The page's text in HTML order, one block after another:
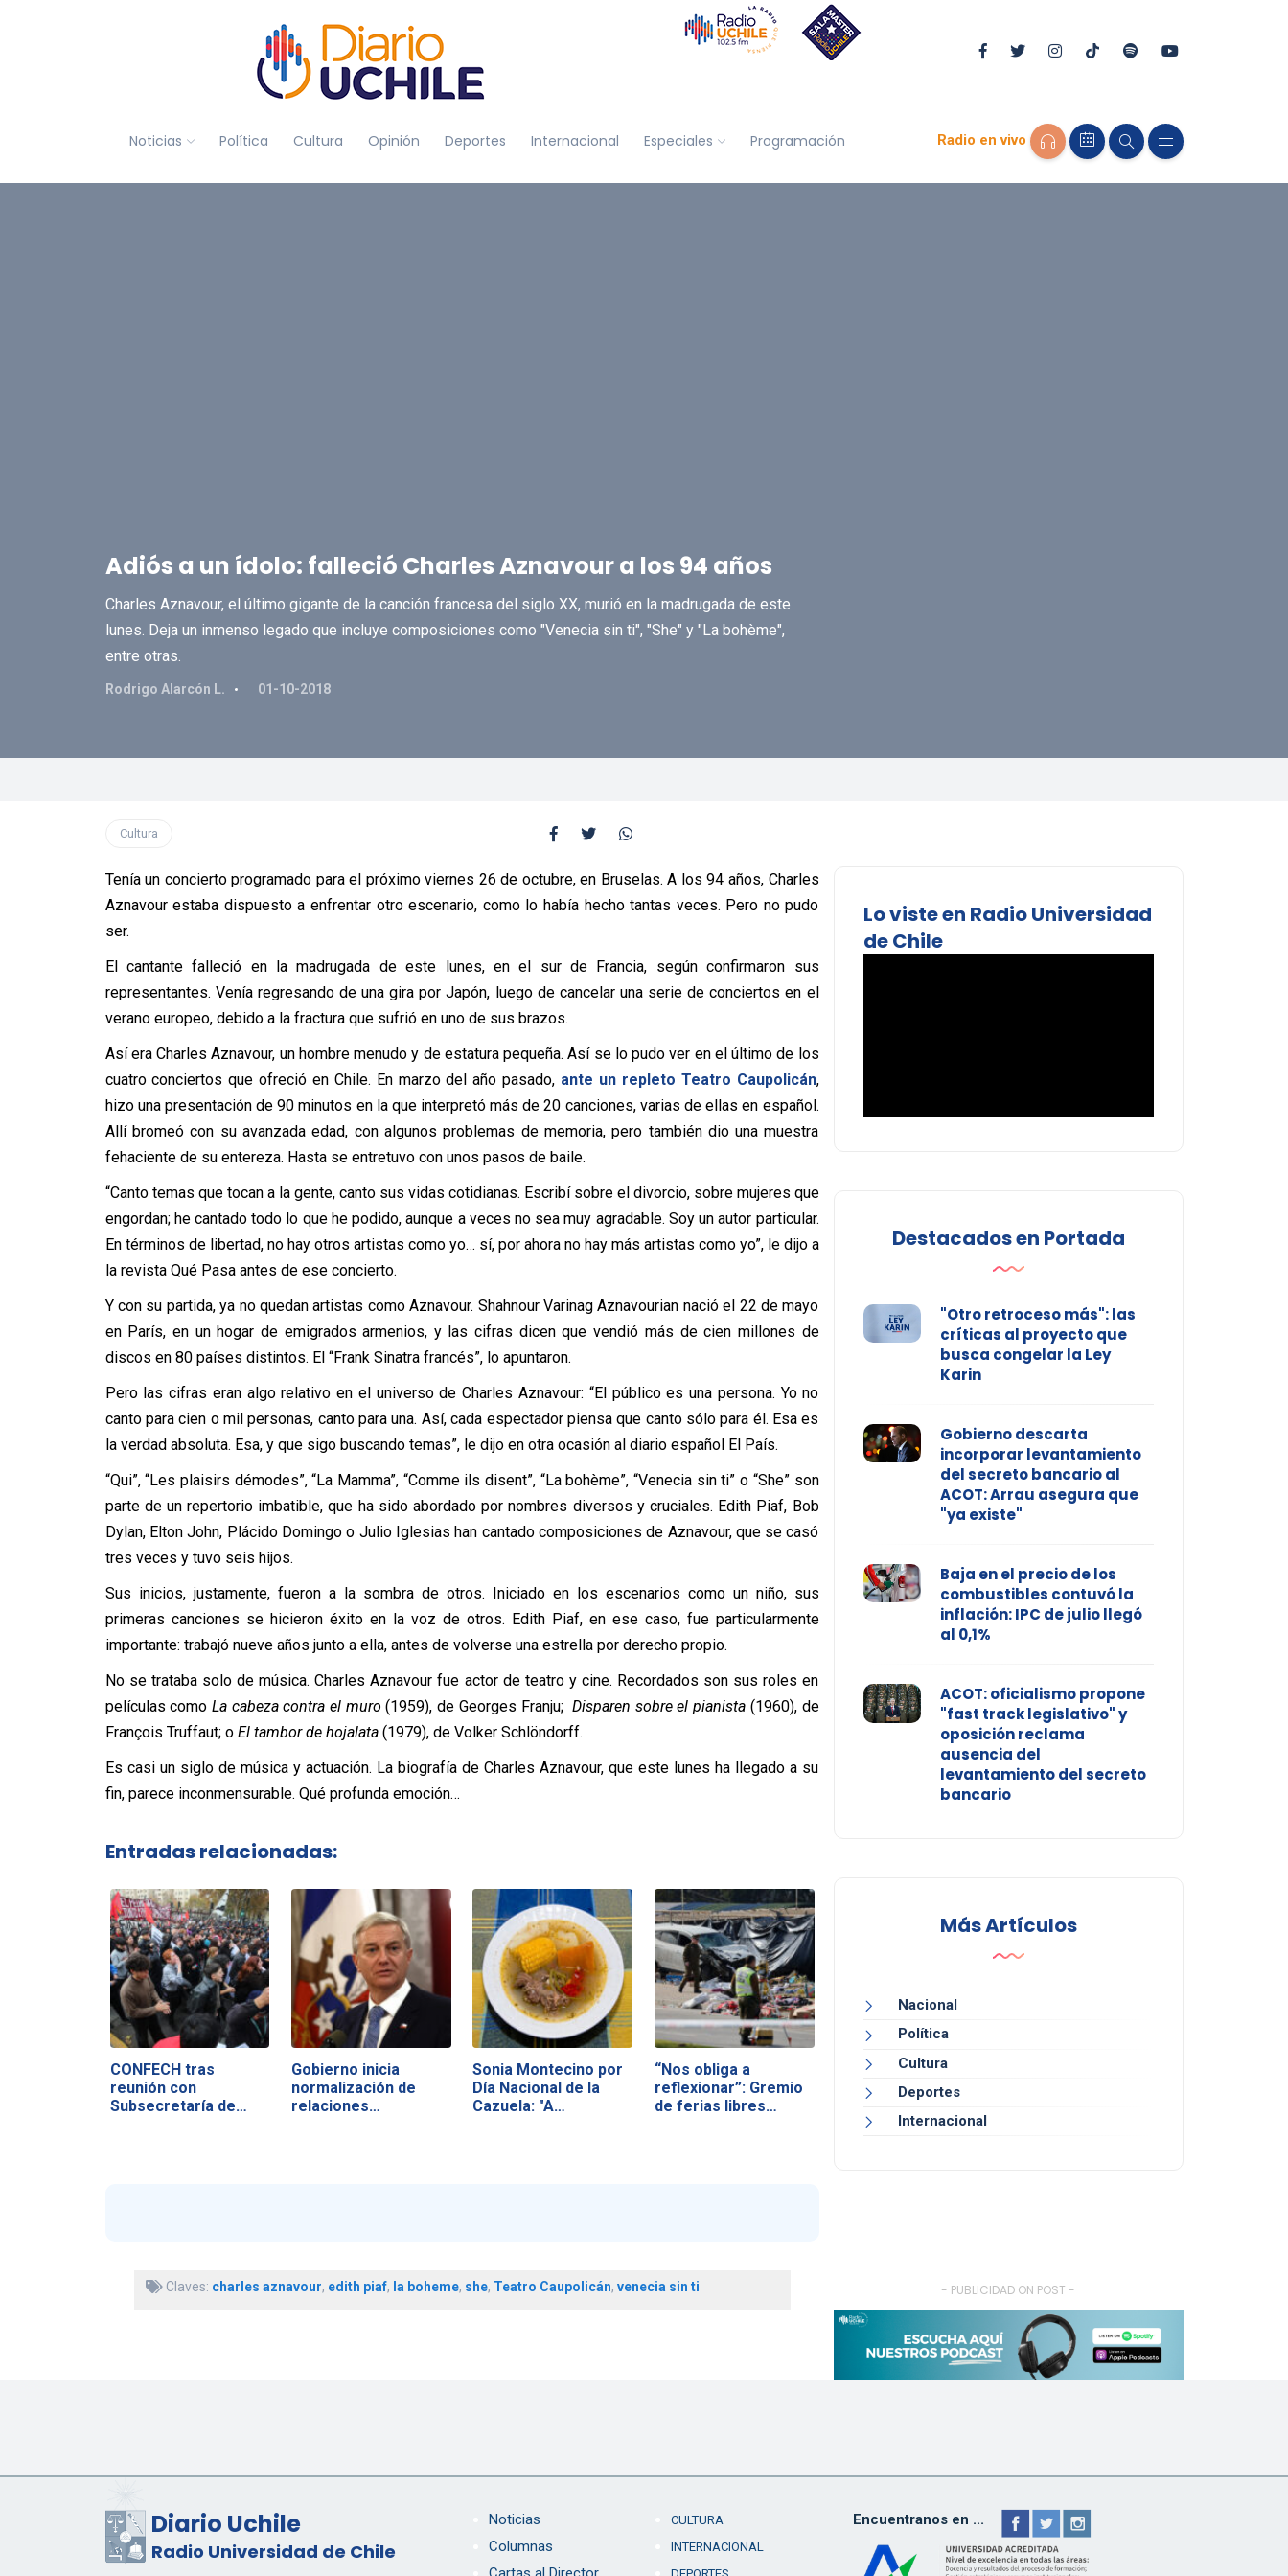
Noticias Política Cultura Opinión Deportes Internacional Especiales Programación Radio en vivo
Adiós a un ídolo: falleció Charles Aznavour a los 94 años
Charles Aznavour, el último gigante de la canción francesa del siglo XX, murió en la madrugada de este
lunes. Deja un inmenso legado que incluye composiciones como "Venecia sin ti", "She" y "La bohème",
entre otras.
Rodrigo Alarcón L. 01-10-2018
Cultura
Tenía un concierto programado para el próximo viernes 26 de octubre, en Bruselas. A los 94 años, Charles
Aznavour estaba dispuesto a enfrentar otro escenario, como lo había hecho tantas veces. Pero no pudo
ser.
El cantante falleció en la madrugada de este lunes, en el sur de Francia, según confirmaron sus
representantes. Venía regresando de una gira por Japón, luego de cancelar una serie de conciertos en el
verano europeo, debido a la fractura que sufrió en uno de sus brazos.
Así era Charles Aznavour, un hombre menudo y de estatura pequeña. Así se lo pudo ver en el último de los
cuatro conciertos que ofreció en Chile. En marzo del año pasado, ante un repleto Teatro Caupolicán,
hizo una presentación de 90 minutos en la que interpretó más de 20 canciones, varias de ellas en español.
Allí bromeó con su avanzada edad, con algunos problemas de memoria, pero también dio una muestra
fehaciente de su entereza. Hasta se entretuvo con unos pasos de baile.
“Canto temas que tocan a la gente, canto sus vidas cotidianas. Escribí sobre el divorcio, sobre mujeres que
engordan; he cantado todo lo que he podido, aunque a veces no sea muy agradable. Soy un autor particular.
En términos de libertad, no hay otros artistas como yo… sí, por ahora no hay más artistas como yo”, le dijo a
la revista Qué Pasa antes de ese concierto.
Y con su partida, ya no quedan artistas como Aznavour. Shahnour Varinag Aznavourian nació el 22 de mayo
en París, en un hogar de emigrados armenios, y las cifras dicen que vendió más de cien millones de
discos en 80 países distintos. El “Frank Sinatra francés”, lo apuntaron.
Pero las cifras eran algo relativo en el universo de Charles Aznavour: “El público es una persona. Yo no
canto para cien o mil personas, canto para una. Así, cada espectador piensa que canto sólo para él. Esa es
la verdad absoluta. Esa, y que sigo buscando temas”, le dijo en otra ocasión al diario español El País.
“Qui”, “Les plaisirs démodes”, “La Mamma”, “Comme ils disent”, “La bohème”, “Venecia sin ti” o “She” son
parte de un repertorio imbatible, que ha sido abordado por nombres diversos y cruciales. Edith Piaf, Bob
Dylan, Elton John, Plácido Domingo o Julio Iglesias han cantado composiciones de Aznavour, que se casó
tres veces y tuvo seis hijos.
Sus inicios, justamente, fueron a la sombra de otros. Iniciado en los escenarios como un niño, sus
primeras canciones se hicieron éxito en la voz de otros. Edith Piaf, en ese caso, fue particularmente
importante: trabajó nueve años junto a ella, antes de volverse una estrella por derecho propio.
No se trataba solo de música. Charles Aznavour fue actor de teatro y cine. Recordados son sus roles en
películas como La cabeza contra el muro (1959), de Georges Franju; Disparen sobre el pianista (1960), de
François Truffaut; o El tambor de hojalata (1979), de Volker Schlöndorff.
Es casi un siglo de música y actuación. La biografía de Charles Aznavour, que este lunes ha llegado a su
fin, parece inconmensurable. Qué profunda emoción…
Entradas relacionadas:
CONFECH tras
reunión con
Subsecretaría de
Gobierno inicia
normalización de
relaciones…
Sonia Montecino por
Día Nacional de la
Cazuela: "A…
“Nos obliga a
reflexionar”: Gremio
de ferias libres…
Claves: charles aznavour, edith piaf, la boheme, she, Teatro Caupolicán, venecia sin ti
Lo viste en Radio Universidad
de Chile
Destacados en Portada
"Otro retroceso más": las
críticas al proyecto que
busca congelar la Ley
Karin
Gobierno descarta
incorporar levantamiento
del secreto bancario al
ACOT: Arrau asegura que
"ya existe"
Baja en el precio de los
combustibles contuvó la
inflación: IPC de julio llegó
al 0,1%
ACOT: oficialismo propone
"fast track legislativo" y
oposición reclama
ausencia del
levantamiento del secreto
bancario
Más Artículos
Nacional
Política
Cultura
Deportes
Internacional
- PUBLICIDAD ON POST -
Diario Uchile
Radio Universidad de Chile
Noticias
Columnas
CULTURA
INTERNACIONAL
Encuentranos en ...